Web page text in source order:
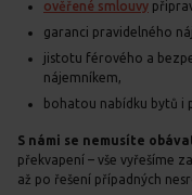
ověřené smlouvy
garanci pravidelného
jistotu férového a
nájemníkem,
bohatou nabídku bytů i
S námi se nemusíte
překvapení – vše vyřešíme
až po řešení případných